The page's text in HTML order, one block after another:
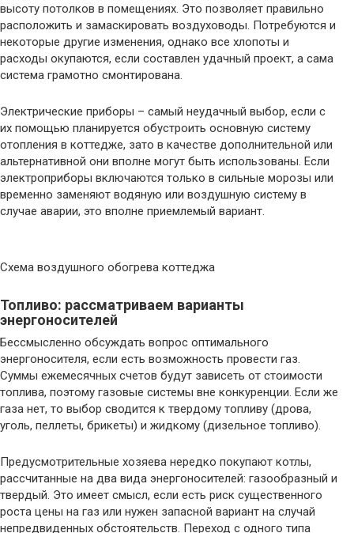
высоту потолков в помещениях. Это позволяет правильно
расположить и замаскировать воздуховоды. Потребуются и
некоторые другие изменения, однако все хлопоты и
расходы окупаются, если составлен удачный проект, а сама
система грамотно смонтирована.
Электрические приборы – самый неудачный выбор, если с
их помощью планируется обустроить основную систему
отопления в коттедже, зато в качестве дополнительной или
альтернативной они вполне могут быть использованы. Если
электроприборы включаются только в сильные морозы или
временно заменяют водяную или воздушную систему в
случае аварии, это вполне приемлемый вариант.
Схема воздушного обогрева коттеджа
Топливо: рассматриваем варианты
энергоносителей
Бессмысленно обсуждать вопрос оптимального
энергоносителя, если есть возможность провести газ.
Суммы ежемесячных счетов будут зависеть от стоимости
топлива, поэтому газовые системы вне конкуренции. Если же
газа нет, то выбор сводится к твердому топливу (дрова,
уголь, пеллеты, брикеты) и жидкому (дизельное топливо).
Предусмотрительные хозяева нередко покупают котлы,
рассчитанные на два вида энергоносителей: газообразный и
твердый. Это имеет смысл, если есть риск существенного
роста цены на газ или нужен запасной вариант на случай
непредвиденных обстоятельств. Переход с одного типа